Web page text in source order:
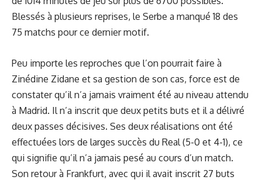
Blessés à plusieurs reprises, le Serbe a manqué 18 des
75 matchs pour ce dernier motif.
Peu importe les reproches que l’on pourrait faire à
Zinédine Zidane et sa gestion de son cas, force est de
constater qu’il n’a jamais vraiment été au niveau attendu
à Madrid. Il n’a inscrit que deux petits buts et il a délivré
deux passes décisives. Ses deux réalisations ont été
effectuées lors de larges succès du Real (5-0 et 4-1), ce
qui signifie qu’il n’a jamais pesé au cours d’un match.
Son retour à Frankfurt, avec qui il avait inscrit 27 buts